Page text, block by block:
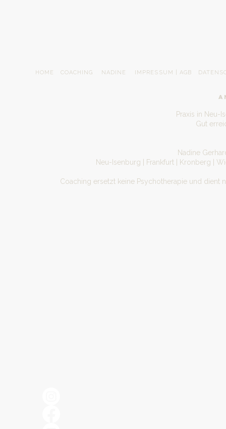
HOME COACHING NADINE IMPRESSUM | AGB
Praxis in Neu-
Gut
Nadine
Neu-Isenburg | Frankfurt | Kronberg |
Coaching ersetzt keine Psychotherapie und dient